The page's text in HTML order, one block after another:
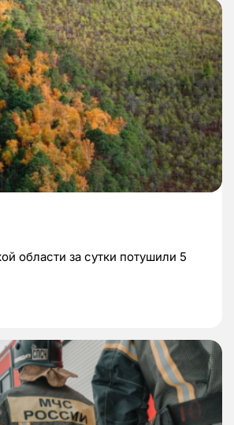
области за сутки потушили 5